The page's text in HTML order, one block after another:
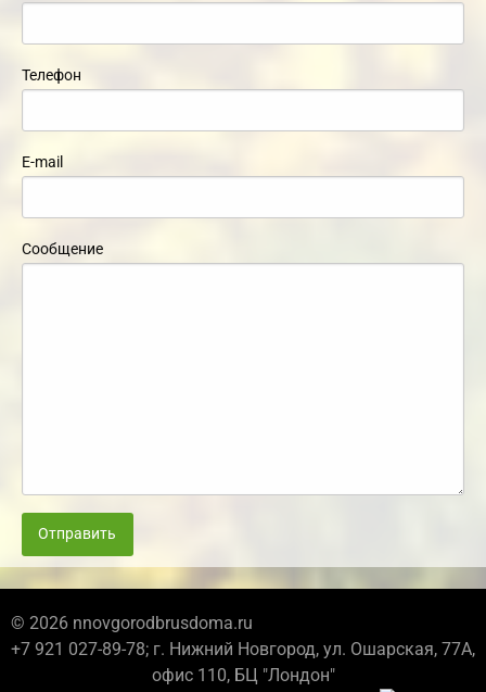
Телефон
E-mail
Сообщение
Отправить
© 2026 nnovgorodbrusdoma.ru
+7 921 027-89-78; г. Нижний Новгород, ул. Ошарская, 77А,
офис 110, БЦ "Лондон"